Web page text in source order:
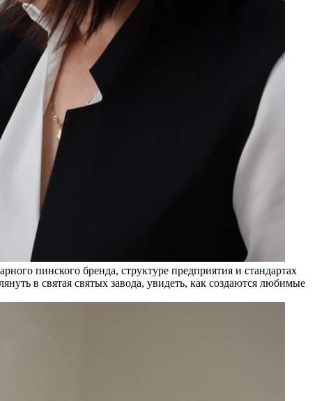
пинского бренда, структуре предприятия и стандартах
в святая святых завода, увидеть, как создаются любимые